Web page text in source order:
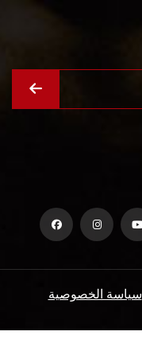
سياسة الخصوصية